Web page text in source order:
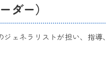
ダー）
ェネラリストが担い、指導